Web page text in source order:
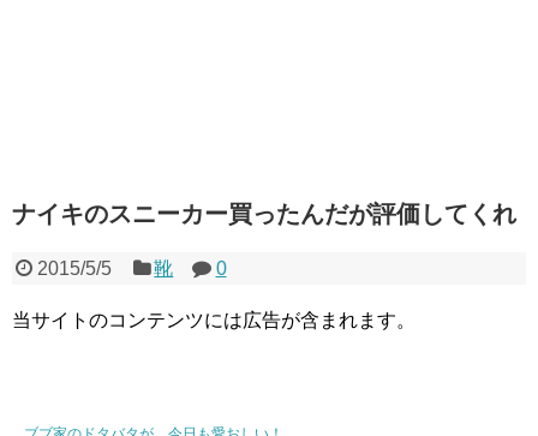
ナイキのスニーカー買ったんだが評価してくれ
2015/5/5 靴 0
当サイトのコンテンツには広告が含まれます。